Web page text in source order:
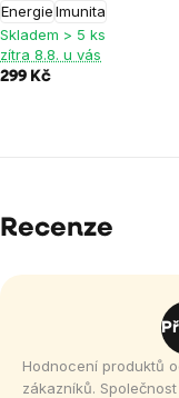
EnergieImunita
Skladem > 5 ks
zítra 8.8. u vás
299 Kč
Recenze
Hodnocení produktů
zákazníků. Společnost